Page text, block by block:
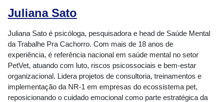
Juliana Sato
Juliana Sato é psicóloga, pesquisadora e head de Saúde Mental
da Trabalhe Pra Cachorro. Com mais de 18 anos de
experiência, é referência nacional em saúde mental no setor
PetVet, atuando com luto, riscos psicossociais e bem-estar
organizacional. Lidera projetos de consultoria, treinamentos e
implementação da NR-1 em empresas do ecossistema pet,
reposicionando o cuidado emocional como parte estratégica da